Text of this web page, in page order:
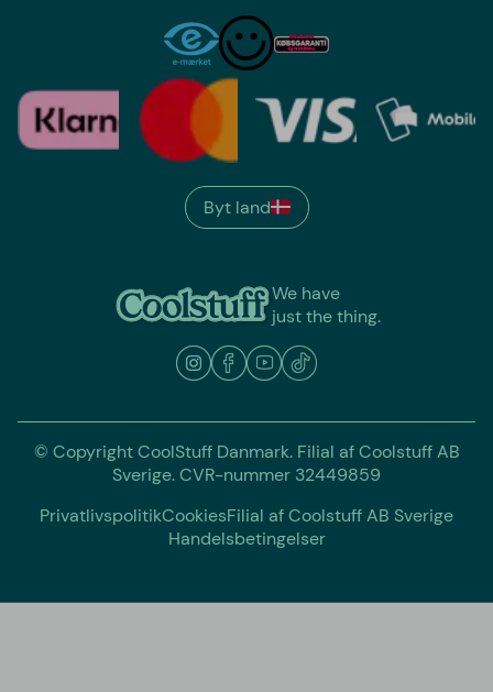
We have
just the thing.
Byt land
© Copyright CoolStuff Danmark. Filial af Coolstuff AB
Sverige. CVR-nummer 32449859
PrivatlivspolitikCookiesFilial af Coolstuff AB Sverige
Handelsbetingelser